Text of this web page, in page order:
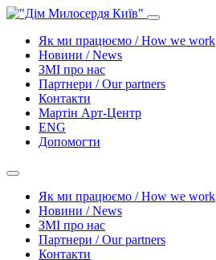
Як ми працюємо / How we work
Новини / News
ЗМІ про нас
Партнери / Our partners
Контакти
Mартін Арт-Центр
ENG
Допомогти
Як ми працюємо / How we work
Новини / News
ЗМІ про нас
Партнери / Our partners
Контакти